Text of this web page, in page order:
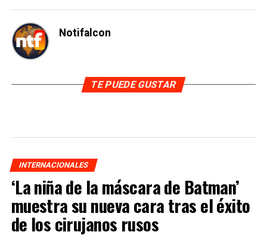
Notifalcon
TE PUEDE GUSTAR
INTERNACIONALES
‘La niña de la máscara de Batman’
muestra su nueva cara tras el éxito
de los cirujanos rusos